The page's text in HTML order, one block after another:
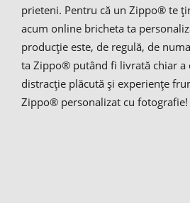
prieteni. Pentru că un Zippo® te
acum online bricheta ta
producție este, de regulă, de
ta Zippo® putând fi livrată chiar a
distracție plăcută și experiențe
Zippo® personalizat cu fotografie!